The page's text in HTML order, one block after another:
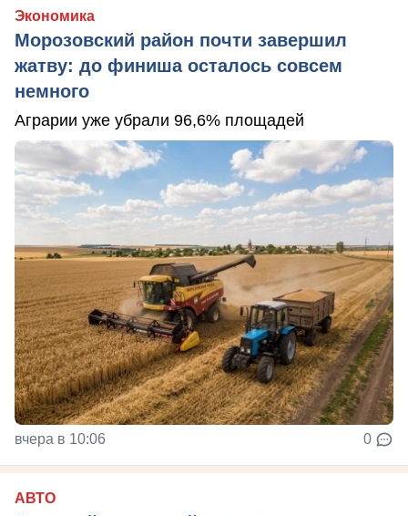
Экономика
Морозовский район почти завершил
жатву: до финиша осталось совсем
немного
Аграрии уже убрали 96,6% площадей
вчера в 10:06 0
АВТО